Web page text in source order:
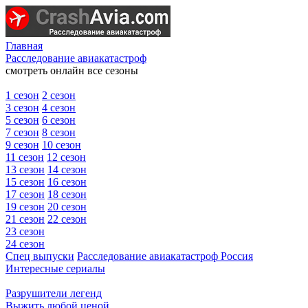
Главная
Расследование авиакатастроф
смотреть онлайн все сезоны
1 сезон 2 сезон
3 сезон 4 сезон
5 сезон 6 сезон
7 сезон 8 сезон
9 сезон 10 сезон
11 сезон 12 сезон
13 сезон 14 сезон
15 сезон 16 сезон
17 сезон 18 сезон
19 сезон 20 сезон
21 сезон 22 сезон
23 сезон
24 сезон
Спец выпуски Расследование авиакатастроф Россия
Интересные сериалы
Разрушители легенд
Выжить любой ценой